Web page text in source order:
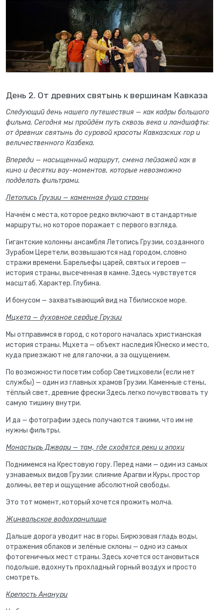
День 2. От древних святынь к вершинам Кавказа
Следующий день нашего путешествия — как кадры большого
фильма. Сегодня мы пройдём путь сквозь века и ландшафты:
от древних святынь до суровой красоты Кавказских гор и
величественного Казбека.
Впереди — насыщенный маршрут, смена пейзажей как в
кино и десятки вау-моментов, которые невозможно
подделать фильтрами.
Летопись Грузии — каменная душа страны
Начнём с места, которое редко включают в стандартные
маршруты, но которое поражает с первого взгляда.
Гигантские колонны ансамбля Летопись Грузии, созданного
Зурабом Церетели, возвышаются над городом, словно
стражи времени. Барельефы царей, святых и героев —
история страны, высеченная в камне. Здесь чувствуется
масштаб. Характер. Глубина.
И бонусом — захватывающий вид на Тбилисское море.
Мцхета — духовное сердце Грузии
Мы отправимся в город, с которого началась христианская
история страны. Мцхета — объект наследия Юнеско и место,
куда приезжают не для галочки, а за ощущением.
По возможности посетим собор Светицховели (если нет
службы) — один из главных храмов Грузии. Каменные стены,
тёплый свет, древние фрески Здесь легко почувствовать ту
самую тишину внутри.
И да — фотографии здесь получаются такими, что им не
нужны фильтры.
Монастырь Джвари — там, где сходятся реки и эпохи
Поднимемся на Крестовую гору. Перед нами — один из самых
узнаваемых видов Грузии: слияние Арагви и Куры, простор
долины, ветер и ощущение абсолютной свободы.
Это тот момент, который хочется прожить молча.
Жинвальское водохранилище
Дальше дорога уводит нас в горы. Бирюзовая гладь воды,
отражения облаков и зелёные склоны — одно из самых
фотогеничных мест страны. Здесь хочется остановиться
подольше, вдохнуть прохладный горный воздух и просто
смотреть.
Крепость Ананури